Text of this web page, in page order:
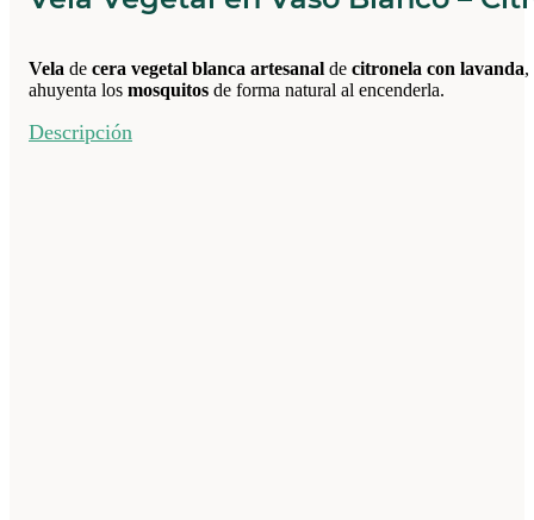
Vela de cera vegetal blanca artesanal de citronela con lavanda,
ahuyenta los mosquitos de forma natural al encenderla.
Descripción